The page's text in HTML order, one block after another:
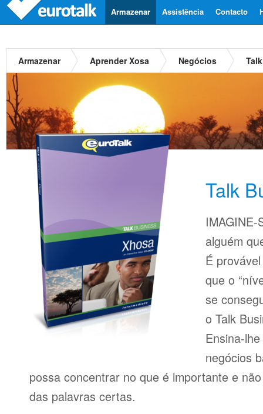
Contacto
Assistência
Armazenar
Armazenar Aprender Xosa Negócios
Talk
alguém
É
que o
se
o Talk
Ensina-
negócios
possa concentrar no que é importante e
das palavras certas.